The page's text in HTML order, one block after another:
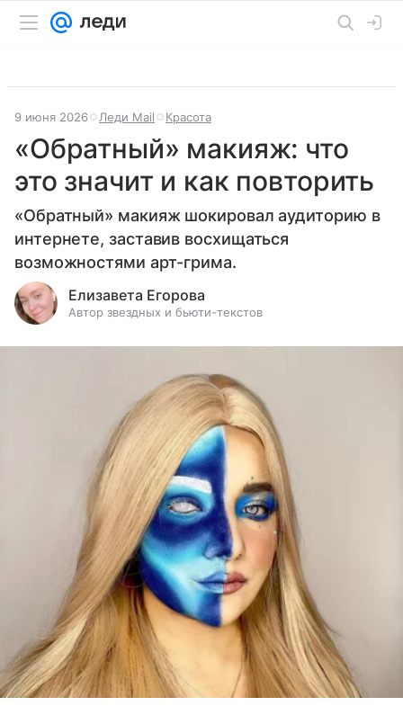
9 июня 2026 Леди Mail Красота
«Обратный» макияж: что
это значит и как повторить
«Обратный» макияж шокировал аудиторию в
интернете, заставив восхищаться
возможностями арт-грима.
Елизавета Егорова
Автор звездных и бьюти-текстов